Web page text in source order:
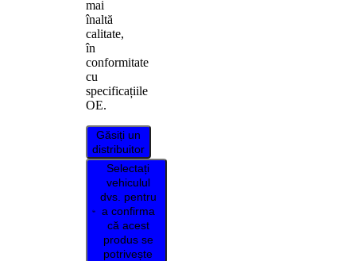
mai
înaltă
calitate,
în
conformitate
cu
specificațiile
OE.
Găsiți un
distribuitor
Selectați
vehiculul
dvs. pentru
a confirma
că acest
produs se
potrivește